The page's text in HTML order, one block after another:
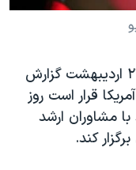
سایت خبری آکسیوس روز یک‌شنبه ۲۷ اردیبهشت گزارش
قرار است روز
مشاوران ارشد
کند.